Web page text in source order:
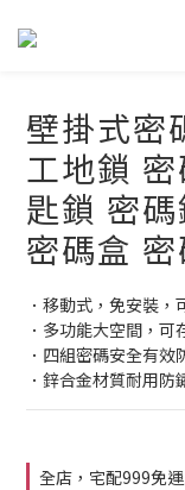
壁掛式密
工地鎖
匙鎖 密
密碼盒
．移動式，免安裝，
．多功能大空間，可
．四組密碼安全有效
．鋅合金材質耐用防
全店，宅配999免運